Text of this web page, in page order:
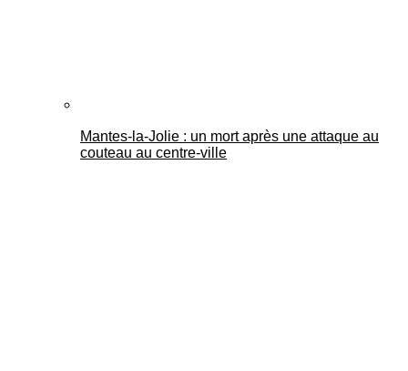
Mantes-la-Jolie : un mort après une attaque au
couteau au centre-ville